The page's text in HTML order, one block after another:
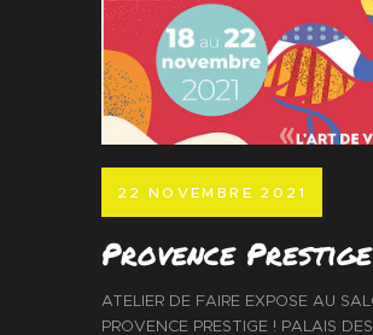
22 NOVEMBRE 2021
Provence Prestige
ATELIER DE FAIRE EXPOSE AU
PROVENCE PRESTIGE ! PALAIS DES